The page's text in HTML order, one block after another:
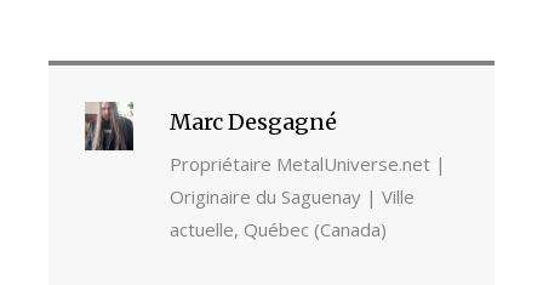
Marc Desgagné
Propriétaire MetalUniverse.net |
Originaire du Saguenay | Ville
actuelle, Québec (Canada)